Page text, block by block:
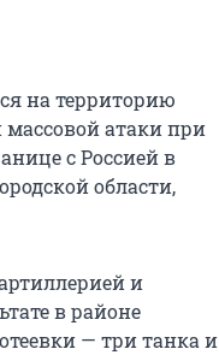
на территорию
массовой атаки при
с Россией в
области,
и
в районе
— три танка и